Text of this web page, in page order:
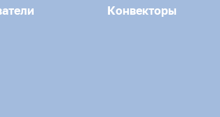
Конвекторы